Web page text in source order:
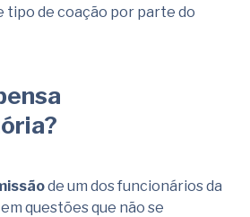
tipo de coação por parte do
de um dos funcionários da
em questões que não se